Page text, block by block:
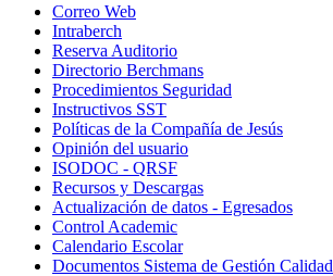
Correo Web
Intraberch
Reserva Auditorio
Directorio Berchmans
Procedimientos Seguridad
Instructivos SST
Políticas de la Compañía de Jesús
Opinión del usuario
ISODOC - QRSF
Recursos y Descargas
Actualización de datos - Egresados
Control Academic
Calendario Escolar
Documentos Sistema de Gestión Calidad